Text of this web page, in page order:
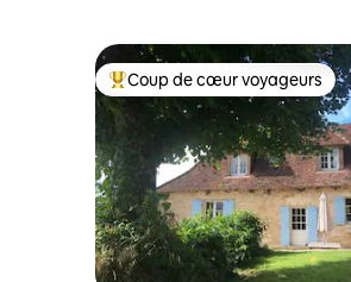
Coups de cœur voyageurs les
Coup de cœur voyageurs